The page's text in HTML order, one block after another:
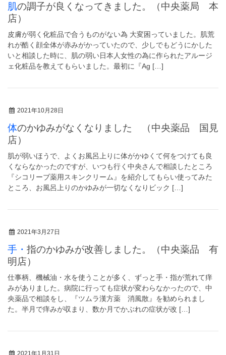
肌の調子が良くなってきました。（中央薬局 本
店）
皮膚が弱く化粧品で合うものがない為 大変困っていました。肌荒
れが酷く顔全体が赤みがかっていたので、少しでもどうにかした
いと相談した時に、肌の弱い日本人女性の為に作られたアルージ
ェ化粧品を教えてもらいました。最初に『Ag […]
2021年10月28日
体のかゆみがなくなりました （中央薬品 国見
店）
肌が弱いほうで、よくお風呂上りに体がかゆくて何をつけても良
くならなかったのですが、いつも行く中央さんで相談したところ
『シコリーブ薬用スキンクリーム』を紹介してもらい使ってみた
ところ、お風呂上りのかゆみが一切なくなりビック […]
2021年3月27日
手・指のかゆみが改善しました。（中央薬品 有
明店）
仕事柄、機械油・水を使うことが多く、ずっと手・指が荒れて痒
みがありました。病院に行っても症状が変わらなかったので、中
央薬品で相談をし、『ツムラ漢方薬 消風散』を勧められまし
た。半月で痒みが収まり、数か月でかぶれの症状が改 […]
2021年1月31日